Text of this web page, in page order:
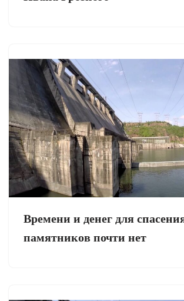
Времени и денег для
памятников почти нет